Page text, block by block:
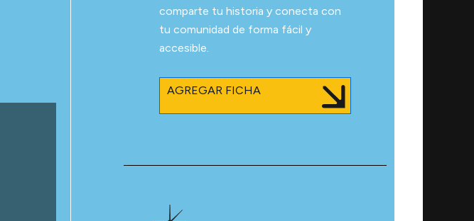
comparte tu historia y conecta con
tu comunidad de forma fácil y
accesible.
AGREGAR FICHA